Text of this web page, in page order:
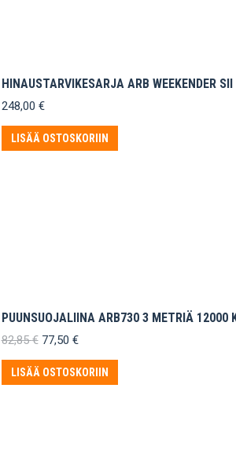
HINAUSTARVIKESARJA ARB WEEKENDER
248,00 €
LISÄÄ OSTOSKORIIN
PUUNSUOJALIINA ARB730 3 METRIÄ 12000
82,85€ Alkuperäinen
oli:
82,85 €.
77,50 €Nykyinen
on:
77,50 €.
LISÄÄ OSTOSKORIIN